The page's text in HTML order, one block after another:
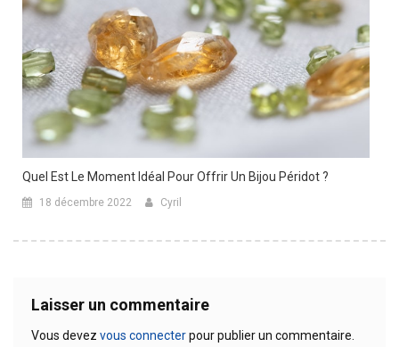
Quel Est Le Moment Idéal Pour Offrir Un Bijou Péridot ?
18 décembre 2022 Cyril
Laisser un commentaire
Vous devez vous connecterpour publier un commentaire.